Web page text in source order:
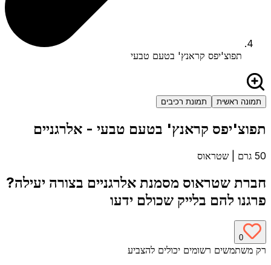
תפוצ'יפס קראנץ' בטעם טבעי
תמונה ראשית תמונת רכיבים
תפוצ'יפס קראנץ' בטעם טבעי - אלרגניים
50 גרם שטראוס
חברת שטראוס מסמנת אלרגניים בצורה יעילה?
פרגנו להם בלייק שכולם ידעו
0
רק משתמשים רשומים יכולים להצביע